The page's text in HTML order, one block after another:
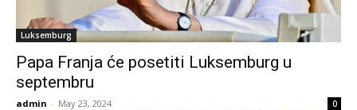
Luksemburg
Papa Franja će posetiti Luksemburg u
septembru
admin - May 23, 2024 0